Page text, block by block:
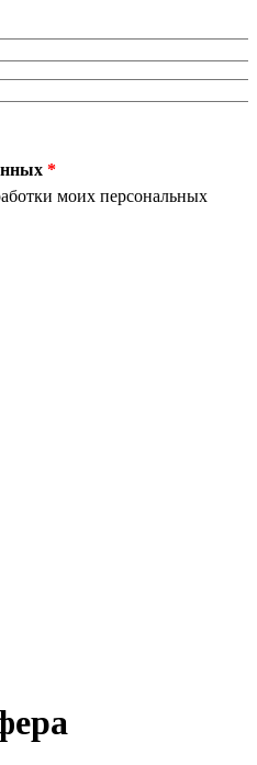
*
моих персональных